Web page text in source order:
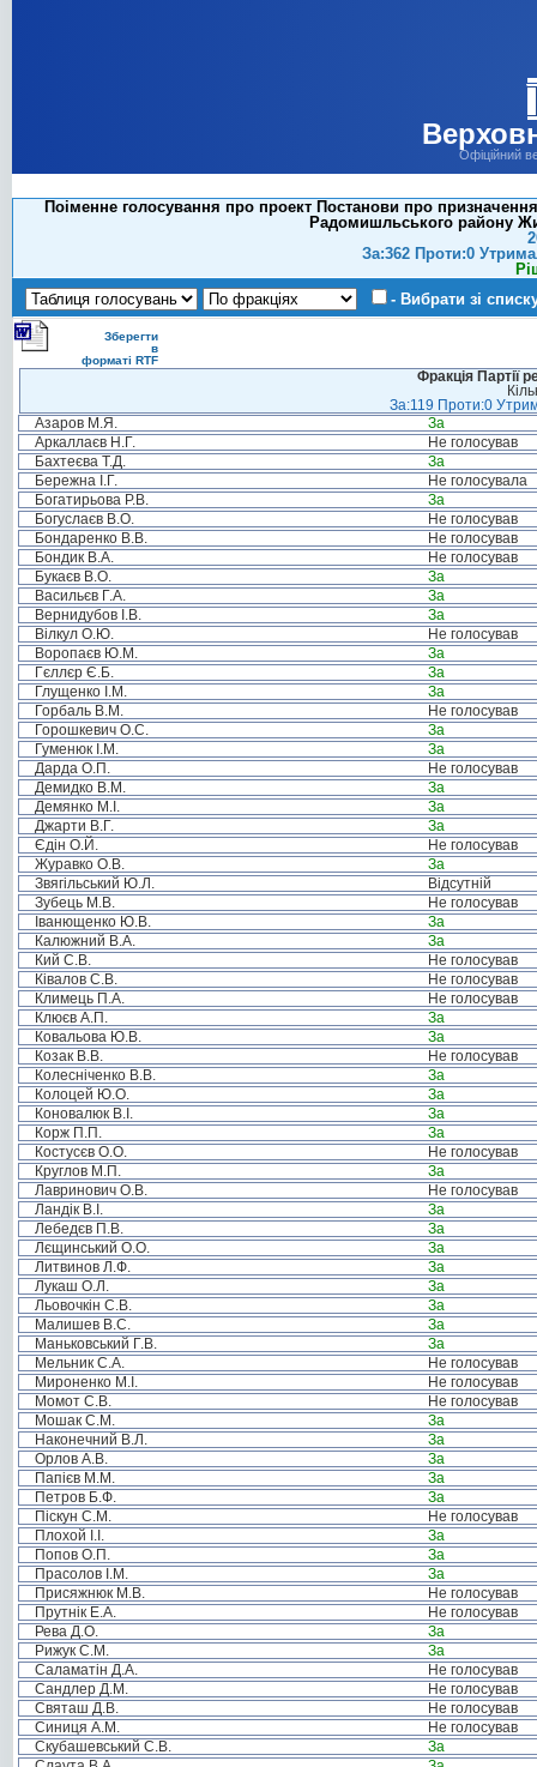
Офіційний
Поіменне голосування про проект Постанови про призначення
Радомишльського району
За:362 Проти:0
- Вибрати зі
Зберегти
в
форматі RTF
Фракція Партії
За:119 Проти:0
Азаров М.Я.
За
Аркаллаєв Н.Г.
Не голосував
Бахтеєва Т.Д.
За
Бережна І.Г.
Не голосувала
Богатирьова Р.В.
За
Богуслаєв В.О.
Не голосував
Бондаренко В.В.
Не голосував
Бондик В.А.
Не голосував
Букаєв В.О.
За
Васильєв Г.А.
За
Вернидубов І.В.
За
Вілкул О.Ю.
Не голосував
Воропаєв Ю.М.
За
Гєллєр Є.Б.
За
Глущенко І.М.
За
Горбаль В.М.
Не голосував
Горошкевич О.С.
За
Гуменюк І.М.
За
Дарда О.П.
Не голосував
Демидко В.М.
За
Демянко М.І.
За
Джарти В.Г.
За
Єдін О.Й.
Не голосував
Журавко О.В.
За
Звягільський Ю.Л.
Відсутній
Зубець М.В.
Не голосував
Іванющенко Ю.В.
За
Калюжний В.А.
За
Кий С.В.
Не голосував
Ківалов С.В.
Не голосував
Климець П.А.
Не голосував
Клюєв А.П.
За
Ковальова Ю.В.
За
Козак В.В.
Не голосував
Колесніченко В.В.
За
Колоцей Ю.О.
За
Коновалюк В.І.
За
Корж П.П.
За
Костусєв О.О.
Не голосував
Круглов М.П.
За
Лавринович О.В.
Не голосував
Ландік В.І.
За
Лебедєв П.В.
За
Лєщинський О.О.
За
Литвинов Л.Ф.
За
Лукаш О.Л.
За
Льовочкін С.В.
За
Малишев В.С.
За
Маньковський Г.В.
За
Мельник С.А.
Не голосував
Мироненко М.І.
Не голосував
Момот С.В.
Не голосував
Мошак С.М.
За
Наконечний В.Л.
За
Орлов А.В.
За
Папієв М.М.
За
Петров Б.Ф.
За
Піскун С.М.
Не голосував
Плохой І.І.
За
Попов О.П.
За
Прасолов І.М.
За
Присяжнюк М.В.
Не голосував
Прутнік Е.А.
Не голосував
Рева Д.О.
За
Рижук С.М.
За
Саламатін Д.А.
Не голосував
Сандлер Д.М.
Не голосував
Святаш Д.В.
Не голосував
Синиця А.М.
Не голосував
Скубашевський С.В.
За